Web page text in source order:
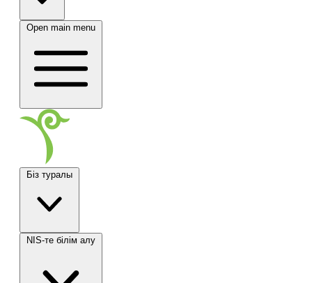
Open main menu
Біз туралы
NIS-те білім алу